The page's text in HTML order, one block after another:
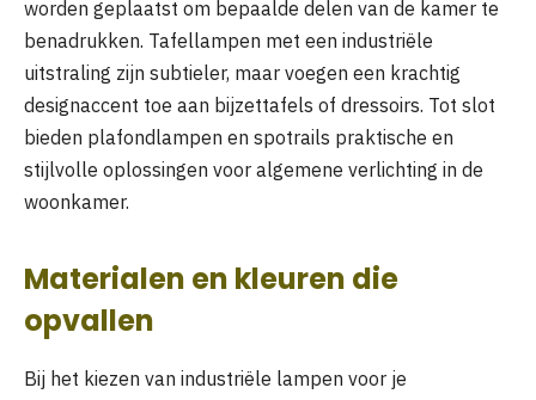
worden geplaatst om bepaalde delen van de kamer te
benadrukken. Tafellampen met een industriële
uitstraling zijn subtieler, maar voegen een krachtig
designaccent toe aan bijzettafels of dressoirs. Tot slot
bieden plafondlampen en spotrails praktische en
stijlvolle oplossingen voor algemene verlichting in de
woonkamer.
Materialen en kleuren die
opvallen
Bij het kiezen van industriële lampen voor je